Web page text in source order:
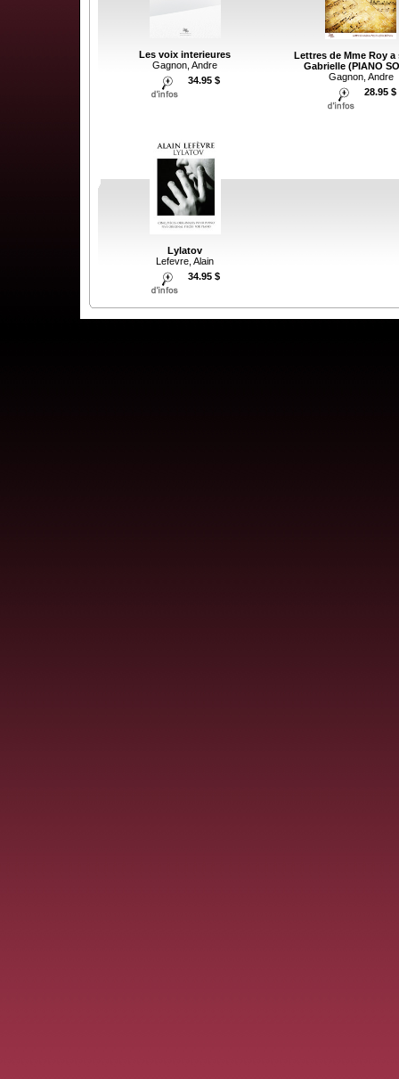
Les voix interieures
Gagnon, Andre
34.95 $
Lettres de Mme Roy a
Gabrielle (PIANO
Gagnon, Andre
28.95 $
Lylatov
Lefevre, Alain
34.95 $